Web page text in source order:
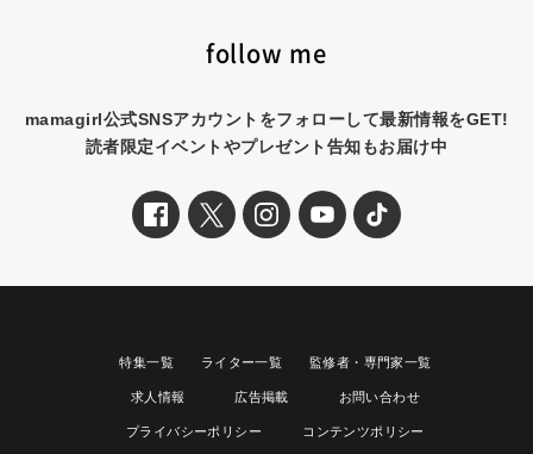
follow me
mamagirl公式SNSアカウントをフォローして最新情報をGET!
読者限定イベントやプレゼント告知もお届け中
特集一覧 ライター一覧 監修者・専門家一覧
求人情報 広告掲載 お問い合わせ
プライバシーポリシー コンテンツポリシー